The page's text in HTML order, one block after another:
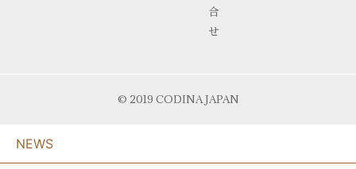
© 2019 CODINA JAPAN
NEWS